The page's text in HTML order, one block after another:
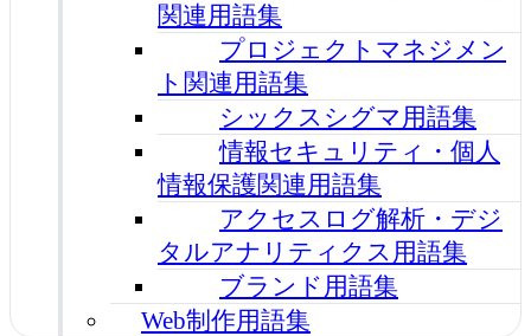
関連用語集
プロジェクトマネジメン
ト関連用語集
シックスシグマ用語集
情報セキュリティ・個人
情報保護関連用語集
アクセスログ解析・デジ
タルアナリティクス用語集
ブランド用語集
Web制作用語集